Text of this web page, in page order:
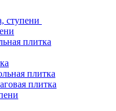
ступени
плитка
плитка
плитка